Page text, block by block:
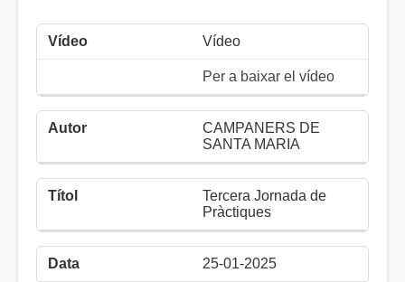
Vídeo
Per a baixar el vídeo
CAMPANERS DE
SANTA MARIA
Tercera Jornada de
Pràctiques
25-01-2025